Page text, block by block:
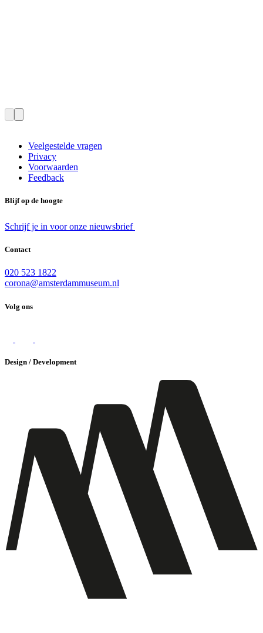
Veelgestelde vragen
Privacy
Voorwaarden
Feedback
Blijf op de hoogte
Schrijf je in voor onze nieuwsbrief
Contact
020 523 1822
corona@amsterdammuseum.nl
Volg ons
Design / Development